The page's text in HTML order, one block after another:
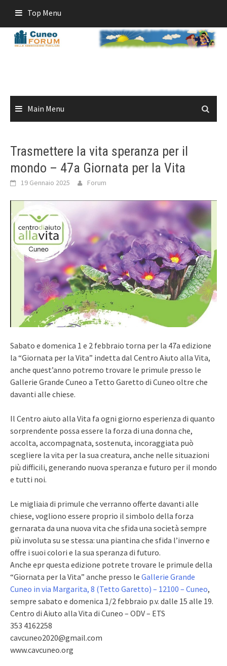
content
Top Menu
Main Menu
Trasmettere la vita speranza per il
mondo – 47a Giornata per la Vita
19 Gennaio 2025 Forum
Sabato e domenica 1 e 2 febbraio torna per la 47a edizione
la “Giornata per la Vita” indetta dal Centro Aiuto alla Vita,
anche quest’anno potremo trovare le primule presso le
Gallerie Grande Cuneo a Tetto Garetto di Cuneo oltre che
davanti alle chiese.
Il Centro aiuto alla Vita fa ogni giorno esperienza di quanto
sorprendente possa essere la forza di una donna che,
accolta, accompagnata, sostenuta, incoraggiata può
scegliere la vita per la sua creatura, anche nelle situazioni
più difficili, generando nuova speranza e futuro per il mondo
e tutti noi.
Le migliaia di primule che verranno offerte davanti alle
chiese, vogliono essere proprio il simbolo della forza
gernarata da una nuova vita che sfida una società sempre
più involuta su se stessa: una piantina che sfida l’inverno e
offre i suoi colori e la sua speranza di futuro.
Anche epr questa edizione potrete trovare le primule della
“Giornata per la Vita” anche presso le Gallerie Grande
Cuneo in via Margarita, 8 (Tetto Garetto) – 12100 – Cuneo,
sempre sabato e domenica 1/2 febbraio p.v. dalle 15 alle 19.
Centro di Aiuto alla Vita di Cuneo – ODV – ETS
353 4162258
cavcuneo2020@gmail.com
www.cavcuneo.org